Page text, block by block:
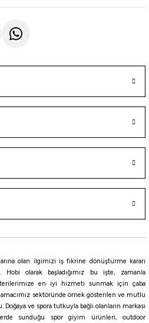
28-84gr 2 Parça Spin Olta Kamışı
2 Parça Olta Kamışı
olan ilgimizi iş fikrine dönüştürme kararı
olarak başladığımız bu işte, zamanla
en iyi hizmeti sunmak için çaba
sektöründe örnek gösterilen ve mutlu
ve spora tutkuyla bağlı olanların markası
sunduğu spor giyim ürünleri, outdoor